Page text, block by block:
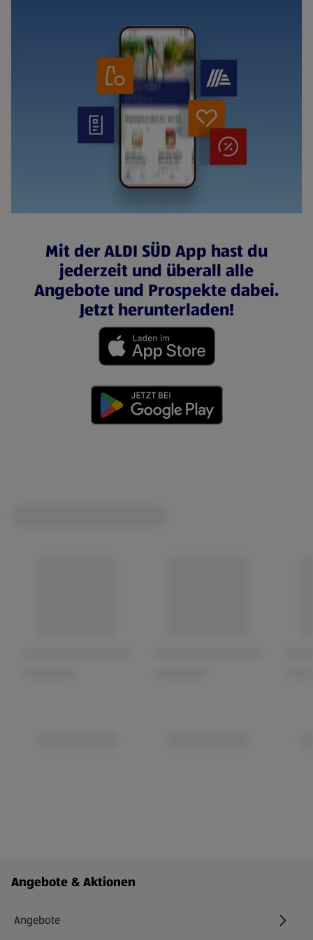
Mit der ALDI SÜD App hast du
jederzeit und überall alle
Angebote und Prospekte dabei.
Jetzt herunterladen!
Fußzeilenmenü - weitere Links
Angebote & Aktionen
Angebote